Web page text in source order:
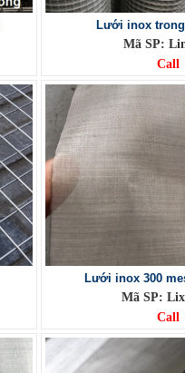
Lưới inox
Mã SP:
Call
Lưới inox 300
Mã SP:
Call